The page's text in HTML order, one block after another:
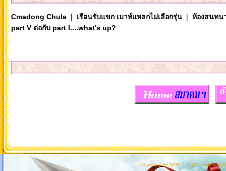
Cmadong Chula| เรือนรับแขก เมาท์แหลกไม่เลือกรุ่น| ห้องสนทน
part V ต่อกับ part I....what's up?
Powered by SMF 1.1.10 | SMF ©